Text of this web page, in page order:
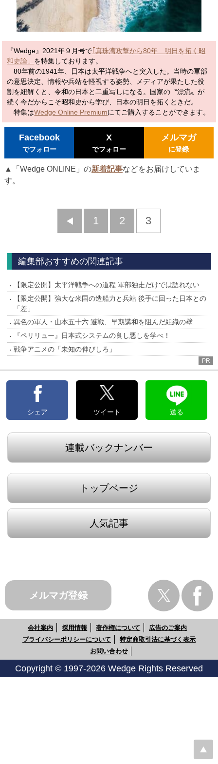
『Wedge』2021年９月号で ｢真珠湾攻撃から80年 明日を拓く昭
和史論」 を特集しております。
80年前の1941年、日本は太平洋戦争へと突入した。当時の軍部
の意思決定、情報や兵站を軽視する姿勢、メディアが果たした役
割を紐解くと、令和の日本と二重写しになる。国家の〝漂流〟が
続く今だからこそ昭和史から学び、日本の明日を拓くときだ。
特集はWedge Online Premiumにてご購入することができます。
Facebook
でフォロー
X
でフォロー
メルマガ
に登録
▲「Wedge ONLINE」の新着記事などをお届けしていま
す。
前
1 2 3
編集部おすすめの関連記事
【限定公開】太平洋戦争への道程 軍部独走だけでは語れない
【限定公開】強大な米国の造船力と兵站 後手に回った日本との
「差」
異色の軍人・山本五十六 避戦、早期講和を阻んだ組織の壁
『ペリリュー』日本式システムの良し悪しを学べ！
戦争アニメの「未知の伸びしろ」
PR
シェア ツイート 送る
連載バックナンバー
トップページ
人気記事
メルマガ登録
会社案内 採用情報 著作権について
広告のご案内
プライバシーポリシーについて
特定商取引法に基づく表示
お問い合わせ
Copyright © 1997-2026 Wedge Rights Reserved